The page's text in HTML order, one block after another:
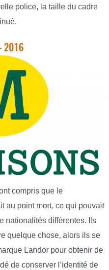
police, la taille du cadre
2016
compris que le
au point mort, ce qui pouvait
nationalités différentes. Ils
quelque chose, alors ils se
Landor pour obtenir de
de conserver l’identité de